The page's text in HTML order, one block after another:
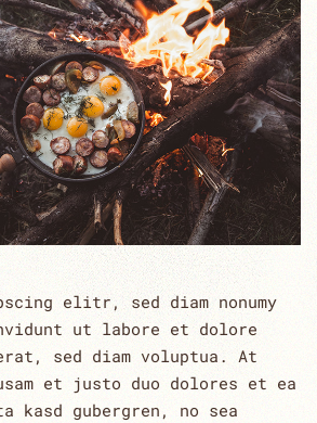
elitr, sed diam nonumy
ut labore et dolore
erat, sed diam voluptua. At
et justo duo dolores et ea
kasd gubergren, no sea